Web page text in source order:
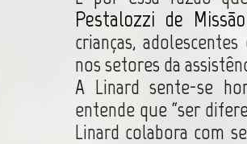
Pestalozzi de
crianças,
nos setores da
A Linard sente-se
entende que “ser
Linard colabora com